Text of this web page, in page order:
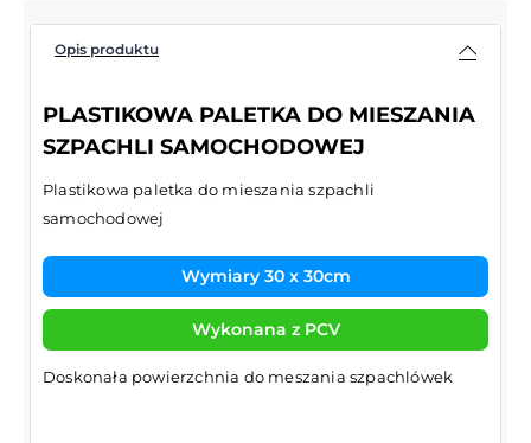
Opis produktu
PLASTIKOWA PALETKA DO MIESZANIA
SZPACHLI SAMOCHODOWEJ
Plastikowa paletka do mieszania szpachli
samochodowej
Wymiary 30 x 30cm
Wykonana z PCV
Doskonała powierzchnia do meszania szpachlówek